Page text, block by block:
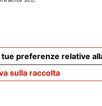
sulla raccolta
tue preferenze relative